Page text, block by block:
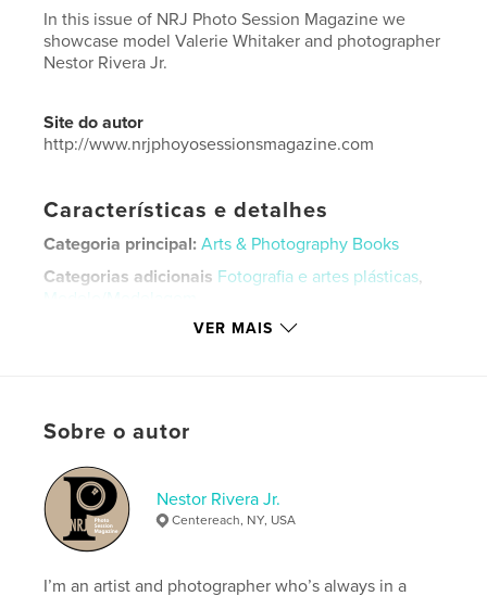
In this issue of NRJ Photo Session Magazine we
showcase model Valerie Whitaker and photographer
Nestor Rivera Jr.
Site do autor
http://www.nrjphoyosessionsmagazine.com
Características e detalhes
Categoria principal: Arts & Photography Books
Categorias adicionais Fotografia e artes plásticas,
Modelo/Modelagem
Papel carta, 22×28 cm
Nudity
VER MAIS
Sobre o autor
Nestor Rivera Jr.
Centereach, NY, USA
I’m an artist and photographer who’s always in a